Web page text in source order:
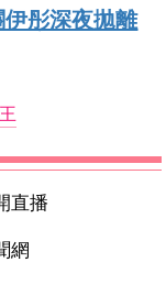
彤深夜拋離
直播
網